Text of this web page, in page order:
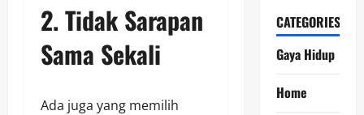
2. Tidak Sarapan
Sama Sekali
Ada juga yang memilih
CATEGORIES
Gaya Hidup
Home